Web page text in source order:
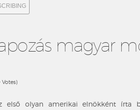
magyar
első olyan amerikai elnökként írta